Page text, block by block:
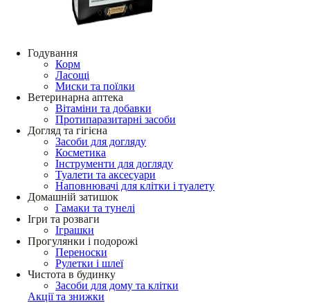
Годування
Корм
Ласощі
Миски та поїлки
Ветеринарна аптека
Вітаміни та добавки
Протипаразитарні засоби
Догляд та гігієна
Засоби для догляду
Косметика
Інструменти для догляду
Туалети та аксесуари
Наповнювачі для клітки і туалету
Домашній затишок
Гамаки та тунелі
Ігри та розваги
Іграшки
Прогулянки і подорожі
Переноски
Рулетки і шлеї
Чистота в будинку
Засоби для дому та клітки
Акції та знижки